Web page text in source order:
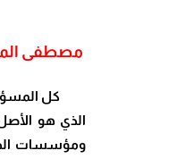
مصطفى
كل
الذي هو
ومؤسسات